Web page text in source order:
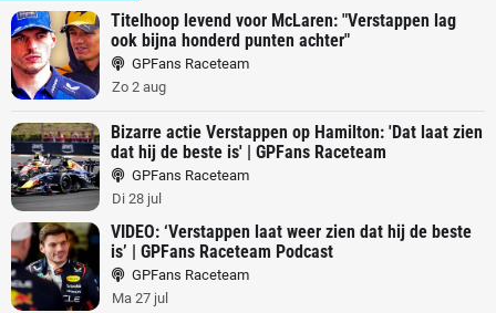
Titelhoop levend voor McLaren: "Verstappen lag
ook bijna honderd punten achter"
GPFans Raceteam
Zo 2 aug
Bizarre actie Verstappen op Hamilton: 'Dat laat zien
dat hij de beste is' | GPFans Raceteam
GPFans Raceteam
Di 28 jul
VIDEO: ‘Verstappen laat weer zien dat hij de beste
is’ | GPFans Raceteam Podcast
GPFans Raceteam
Ma 27 jul